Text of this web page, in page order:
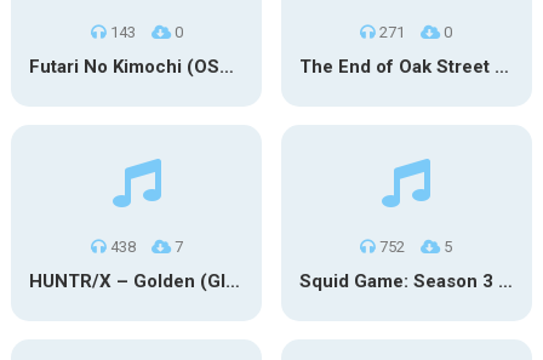
143 0
Futari No Kimochi (OST Inuyasha)
271 0
The End of Oak Street Trailer
438 7
HUNTR/X – Golden (Glowin’ Version)
752 5
Squid Game: Season 3 | Final Games